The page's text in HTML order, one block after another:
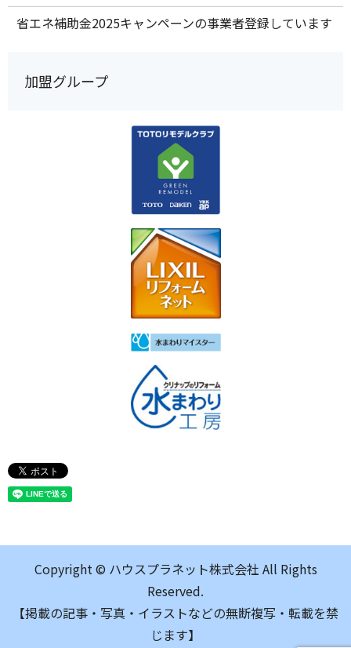
省エネ補助金2025キャンペーンの事業者登録しています
加盟グループ
Copyright © ハウスプラネット株式会社 All Rights
Reserved.
【掲載の記事・写真・イラストなどの無断複写・転載を禁
じます】